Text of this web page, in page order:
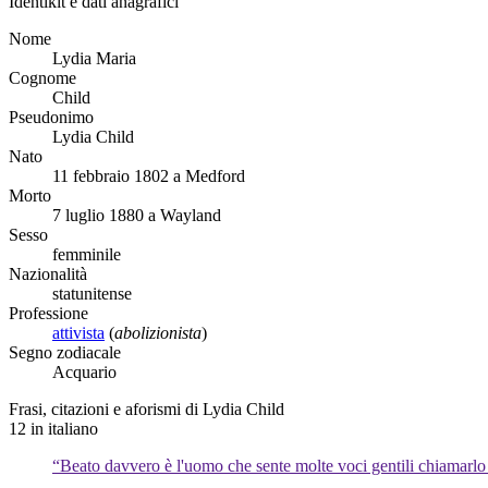
Nome
Lydia Maria
Cognome
Child
Pseudonimo
Lydia Child
Nato
11 febbraio 1802 a Medford
Morto
7 luglio 1880 a Wayland
Sesso
femminile
Nazionalità
statunitense
Professione
attivista (abolizionista)
Segno zodiacale
Acquario
Frasi, citazioni e aforismi di Lydia Child
12 in italiano
“Beato davvero è l'uomo che sente molte voci gentili chiamarlo